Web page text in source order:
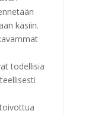
käsiin.
todellisia